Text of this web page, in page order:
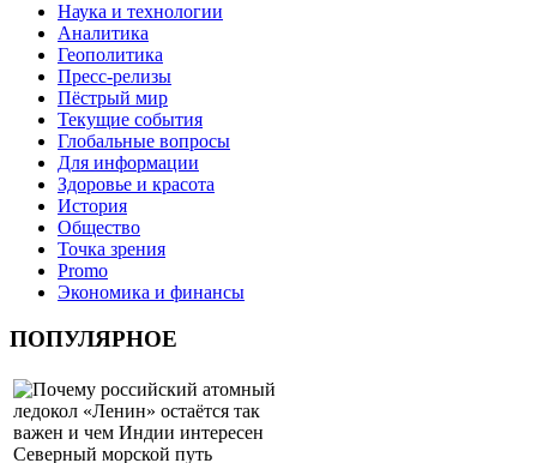
Наука и технологии
Аналитика
Геополитика
Пресс-релизы
Пёстрый мир
Текущие события
Глобальные вопросы
Для информации
Здоровье и красота
История
Общество
Точка зрения
Promo
Экономика и финансы
ПОПУЛЯРНОЕ